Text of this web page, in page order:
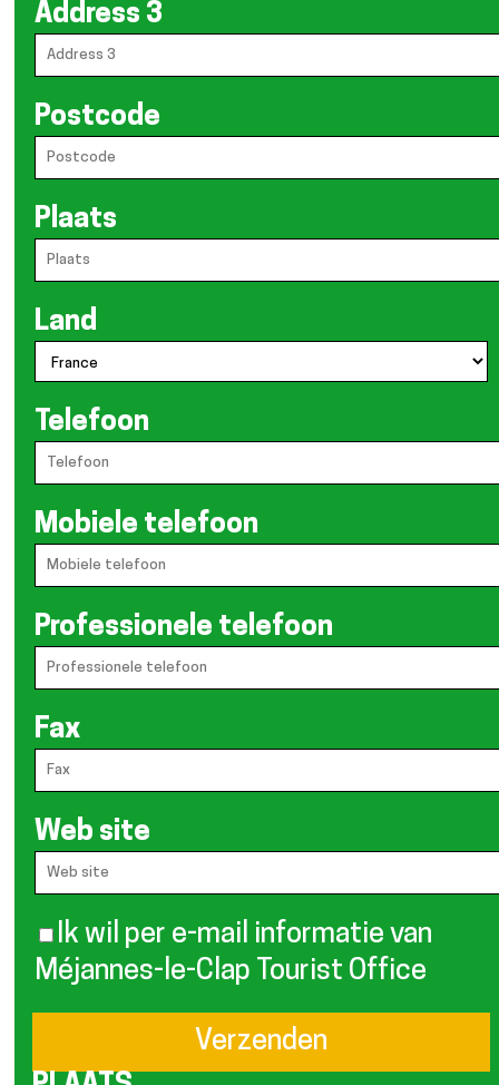
Address 3
Postcode
Plaats
Land
Telefoon
Mobiele telefoon
Professionele telefoon
Fax
Web site
Ik wil per e-mail informatie van
Méjannes-le-Clap Tourist Office